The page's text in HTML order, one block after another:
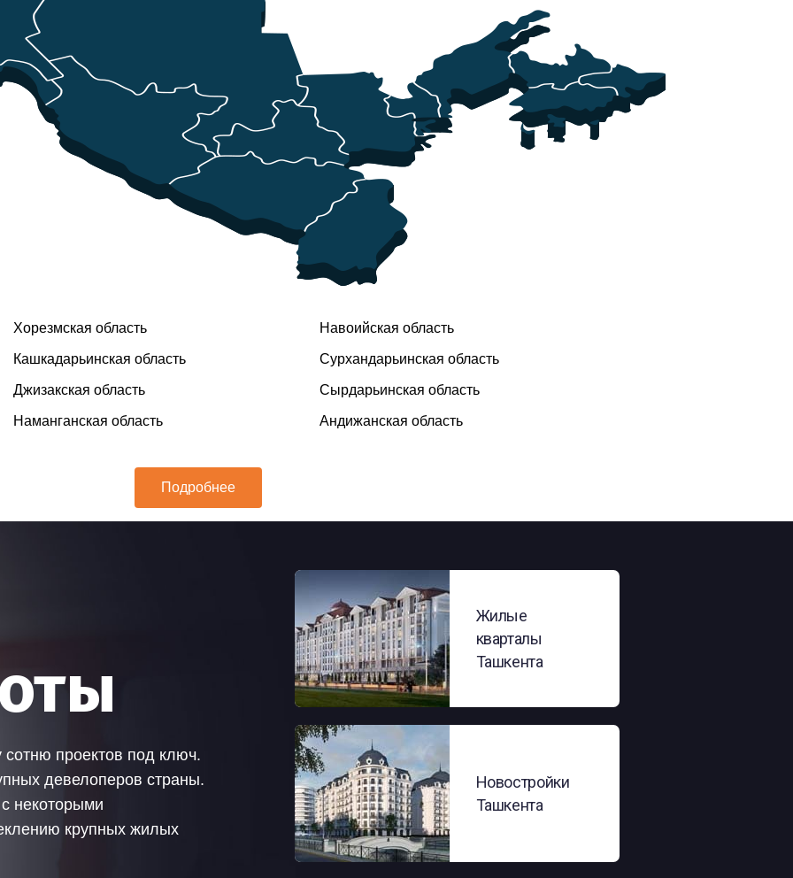
Хорезмская область Навоийская область
Кашкадарьинская область Сурхандарьинская область
Джизакская область Сырдарьинская область
Наманганская область Андижанская область
Подробнее
проектов под ключ.
девелоперов страны.
некоторыми
крупных жилых
Жилые
кварталы
Ташкента
Новостройки
Ташкента